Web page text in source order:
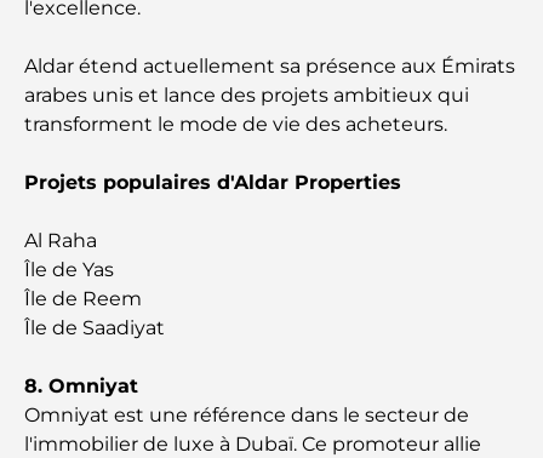
meilleures écoles de la capitale
Restaurants à Abou Dhabi : un tour savoureux de
Fitness Spots in the City
Centres commerciaux à Abou Dhabi : votre guide
des meilleurs endroits pour faire du shopping en
Les plus belles plages d'Abu Dhabi pour une
journée parfaite
l'excellence.
Aldar étend actuellement sa présence aux Émirats
arabes unis et lance des projets ambitieux qui
transforment le mode de vie des acheteurs.
Projets populaires d'Aldar Properties
Al Raha
Île de Yas
Île de Reem
Île de Saadiyat
8. Omniyat
Omniyat est une référence dans le secteur de
l'immobilier de luxe à Dubaï. Ce promoteur allie